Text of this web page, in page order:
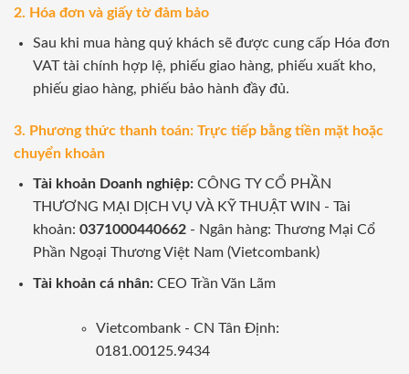
2. Hóa đơn và giấy tờ đảm bảo
Sau khi mua hàng quý khách sẽ được cung cấp Hóa đơn
VAT tài chính hợp lệ, phiếu giao hàng, phiếu xuất kho,
phiếu giao hàng, phiếu bảo hành đầy đủ.
3. Phương thức thanh toán: Trực tiếp bằng tiền mặt hoặc
chuyển khoản
Tài khoản Doanh nghiệp:CÔNG TY CỔ PHẦN
THƯƠNG MẠI DỊCH VỤ VÀ KỸ THUẬT WIN - Tài
khoản: 0371000440662- Ngân hàng: Thương Mại Cổ
Phần Ngoại Thương Việt Nam (Vietcombank)
Tài khoản cá nhân: CEO Trần Văn Lãm
Vietcombank - CN Tân Định:
0181.00125.9434